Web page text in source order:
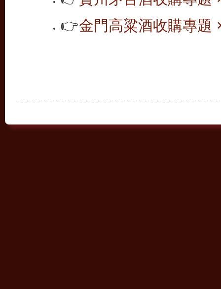
👉金門高粱酒收購專題